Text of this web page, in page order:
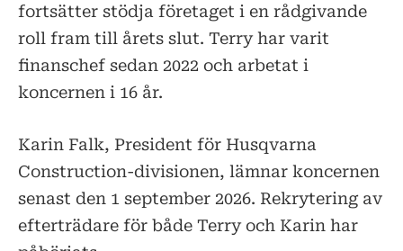
fortsätter stödja företaget i en rådgivande
roll fram till årets slut. Terry har varit
finanschef sedan 2022 och arbetat i
koncernen i 16 år.
Karin Falk, President för Husqvarna
Construction-divisionen, lämnar koncernen
senast den 1 september 2026. Rekrytering av
efterträdare för både Terry och Karin har